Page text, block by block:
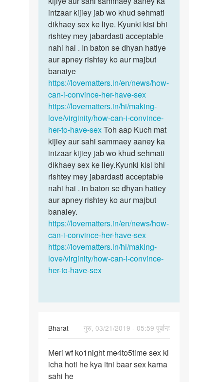
me
jis
ladki
se
love…
by
suresh
toh
aap
Kuch
mat…
intzaar kijiey jab wo khud sehmati
dikhaey sex ke liye. Kyunki kisi bhi
rishtey mey jabardasti acceptable
nahi hai . In baton se dhyan hatiye
aur apney rishtey ko aur majbut
banaiye
https://lovematters.in/en/news/how-
can-i-convince-her-have-sex
https://lovematters.in/hi/making-
love/virginity/how-can-i-convince-
her-to-have-sexToh aap Kuch mat
kijiey aur sahi sammaey aaney ka
intzaar kijiey jab wo khud sehmati
dikhaey sex ke liey.Kyunki kisi bhi
rishtey mey jabardasti acceptable
nahi hai . in baton se dhyan hatiey
aur apney rishtey ko aur majbut
banaiey.
https://lovematters.in/en/news/how-
can-i-convince-her-have-sex
https://lovematters.in/hi/making-
love/virginity/how-can-i-convince-
her-to-have-sex
Bharat
गुरु, 03/21/2019 - 05:59 पूर्वान्ह
Meri
wf
ko1night
Meri wf ko1night me4to5time sex ki
icha hoti he kya itni baar sex karna
sahi he